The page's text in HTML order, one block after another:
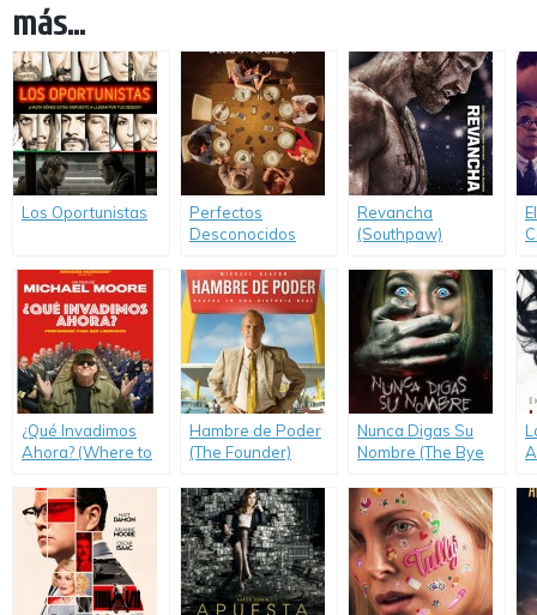
más...
Los Oportunistas
Perfectos
Desconocidos
Revancha
(Southpaw)
¿Qué Invadimos
Ahora? (Where to
Hambre de Poder
(The Founder)
Nunca Digas Su
Nombre (The Bye